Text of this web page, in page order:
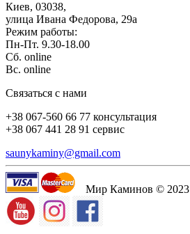
Киев, 03038,
улица Ивана Федорова, 29а
Режим работы:
Пн-Пт. 9.30-18.00
Сб. online
Вс. online
Связаться с нами
+38 067-560 66 77 консультация
+38 067 441 28 91 сервис
saunykaminy@gmail.com
Мир Каминов © 2023